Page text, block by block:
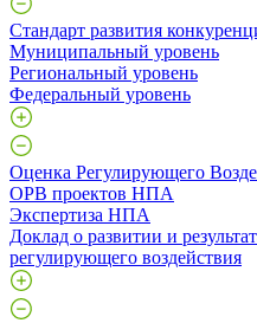
Стандарт развития
Муниципальный уровень
Региональный уровень
Федеральный уровень
Оценка Регулирующего
ОРВ проектов НПА
Экспертиза НПА
Доклад о развитии и
регулирующего воздействия